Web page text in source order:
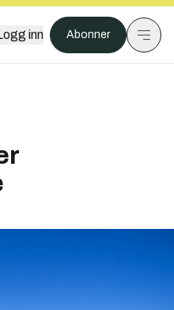
inn Abonner